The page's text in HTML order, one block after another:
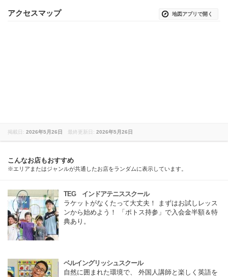
アクセスマップ 地図アプリで開く
掲載日: 2026年5月26日 最終更新日: 2026年5月26日
こんなお店もおすすめ
※エリアまたはジャンルが共通したお店をランダムに表示しています。
TEG インドアテニススクール
ラケットがなくたって大丈夫！ まずはお試しレッス
ンから始めよう！ 「ポトス持参」で入会金半額＆特
典あり。
ベルイングリッシュスクール
自然に囲まれた環境で、 外国人講師と楽しく英語を